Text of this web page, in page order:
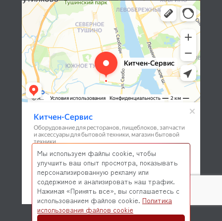
© 2026 Kitchen-Service.com Интернет-магазин запчастей
и оборудования профессиональной кухни
Мы используем файлы cookie, чтобы
улучшить ваш опыт просмотра, показывать
персонализированную рекламу или
содержимое и анализировать наш трафик.
Нажимая «Принять все», вы соглашаетесь с
использованием файлов cookie. Политика
использования файлов cookie